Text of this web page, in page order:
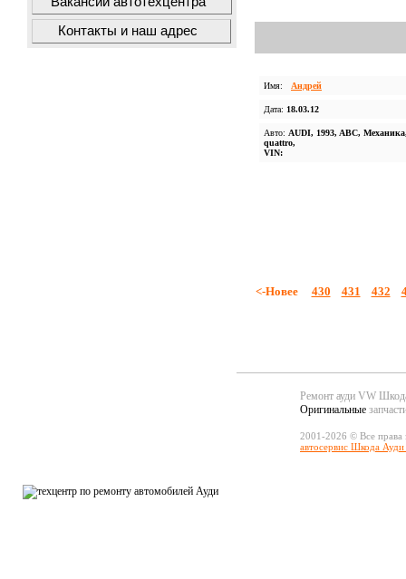
Контакты и наш адрес
Имя: Андрей
Дата: 18.03.12
Авто: AUDI, 1993, ABC,
quattro,
VIN:
<-Новее 430 431 432
Ремонт ауди VW
Оригинальные
2001-2026 © Все
автосервис Шкода